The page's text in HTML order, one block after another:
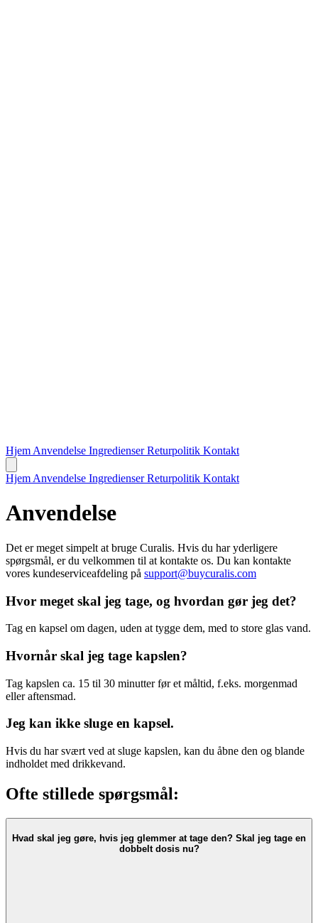
Hjem Anvendelse IngredienserReturpolitik Kontakt
Hjem Anvendelse IngredienserReturpolitik Kontakt
Anvendelse
Det er meget simpelt at bruge Curalis. Hvis du har yderligere
spørgsmål, er du velkommen til at kontakte os. Du kan kontakte
vores kundeserviceafdeling på support@buycuralis.com
Hvor meget skal jeg tage, og hvordan gør jeg det?
Tag en kapsel om dagen, uden at tygge dem, med to store glas vand.
Hvornår skal jeg tage kapslen?
Tag kapslen ca. 15 til 30 minutter før et måltid, f.eks. morgenmad
eller aftensmad.
Jeg kan ikke sluge en kapsel.
Hvis du har svært ved at sluge kapslen, kan du åbne den og blande
indholdet med drikkevand.
Ofte stillede spørgsmål:
Hvad skal jeg gøre, hvis jeg glemmer at tage den? Skal jeg tage en
dobbelt dosis nu?